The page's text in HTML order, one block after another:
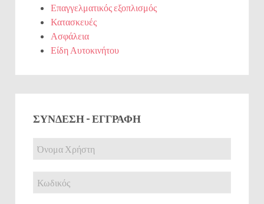
Επαγγελματικός εξοπλισμός
Κατασκευές
Ασφάλεια
Είδη Αυτοκινήτου
ΣΎΝΔΕΣΗ - ΕΓΓΡΑΦΉ